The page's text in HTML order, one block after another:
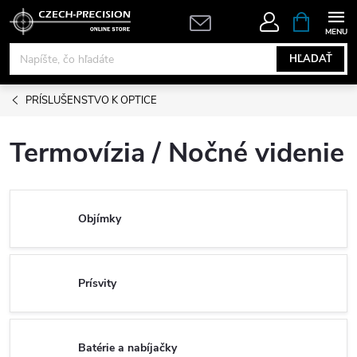
Prejsť
obsah
HĽADAŤ
KOŠÍK
PRÍSLUŠENSTVO K OPTICE
Termovízia / Nočné videnie
Objímky
Prísvity
Batérie a nabíjačky